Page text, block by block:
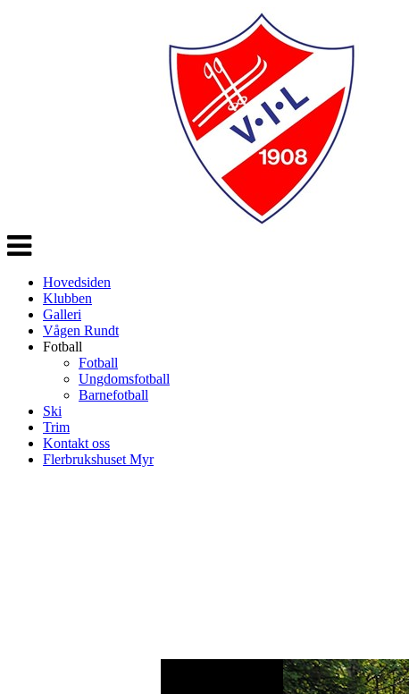
Veksle
navigasjon
Hovedsiden
Klubben
Galleri
Vågen Rundt
Fotball
Fotball
Ungdomsfotball
Barnefotball
Ski
Trim
Kontakt oss
Flerbrukshuset Myr